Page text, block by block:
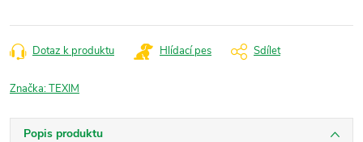
cena:
Dotaz k produktu Hlídací pes Sdílet
Značka:TEXIM
Popis produktu